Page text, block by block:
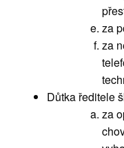
za
za
Důtka ředitele
za